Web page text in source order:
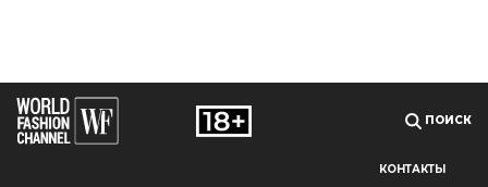
ПОИСК
КОНТАКТЫ